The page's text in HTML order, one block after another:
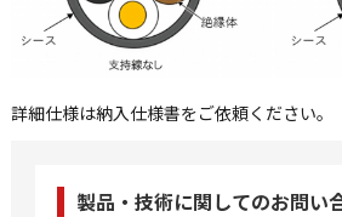
詳細仕様は納入仕様書をご依頼ください。
製品・技術に関してのお問い